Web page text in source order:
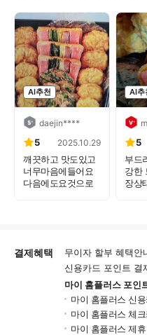
AI추천
daejin****
5 2025.10.29
깨끗하고 맛도있고
너무마음에들어요
다음에도요것으로
AI추
5
부드
강한
장상
결제혜택
무이자 할부 혜택안
신용카드 포인트 결
마이 홈플러스 포인
마이 홈플러스 신
마이 홈플러스 체
마이 홈플러스 제